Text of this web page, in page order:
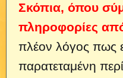
Σκόπια, όπου
πληροφορίες
πλέον λόγος πως
παρατεταμένη